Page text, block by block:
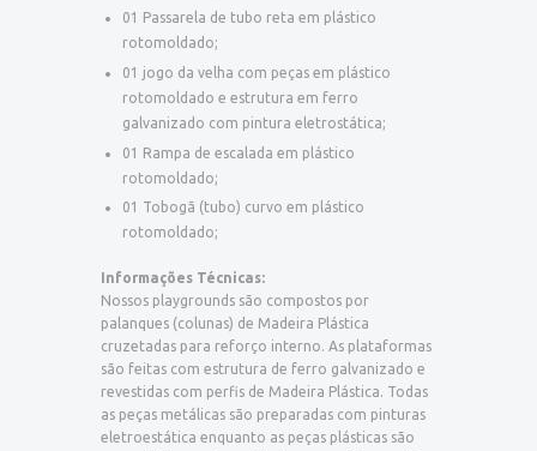
01 Passarela de tubo reta em plástico
rotomoldado;
01 jogo da velha com peças em plástico
rotomoldado e estrutura em ferro
galvanizado com pintura eletrostática;
01 Rampa de escalada em plástico
rotomoldado;
01 Tobogã (tubo) curvo em plástico
rotomoldado;
Informações Técnicas:
Nossos playgrounds são compostos por
palanques (colunas) de Madeira Plástica
cruzetadas para reforço interno. As plataformas
são feitas com estrutura de ferro galvanizado e
revestidas com perfis de Madeira Plástica. Todas
as peças metálicas são preparadas com pinturas
eletroestática enquanto as peças plásticas são